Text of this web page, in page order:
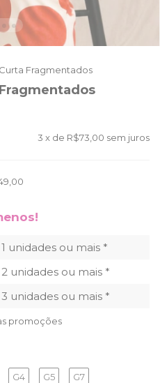
Fragmentados
3 x de R$73,00 sem juros
unidades ou mais *
unidades ou mais *
unidades ou mais *
promoções
G4 G5 G7